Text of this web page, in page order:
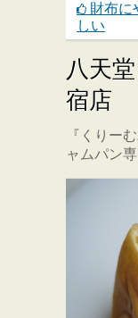
財布に
しい
八天
宿店
『くりー
ャムパン専